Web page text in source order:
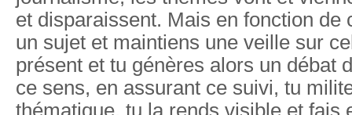
et disparaissent. Mais en fonction de
un sujet et maintiens une veille sur
présent et tu génères alors un débat
ce sens, en assurant ce suivi, tu
thématique, tu la rends visible et fais